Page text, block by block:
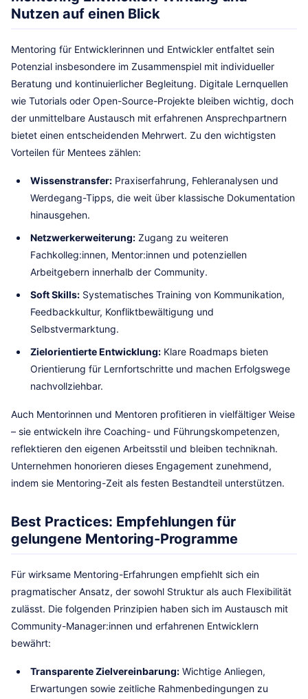
Nutzen auf einen Blick
Mentoring für Entwicklerinnen und Entwickler entfaltet sein
Potenzial insbesondere im Zusammenspiel mit individueller
Beratung und kontinuierlicher Begleitung. Digitale Lernquellen
wie Tutorials oder Open-Source-Projekte bleiben wichtig, doch
der unmittelbare Austausch mit erfahrenen Ansprechpartnern
bietet einen entscheidenden Mehrwert. Zu den wichtigsten
Vorteilen für Mentees zählen:
Wissenstransfer: Praxiserfahrung, Fehleranalysen und
Werdegang-Tipps, die weit über klassische Dokumentation
hinausgehen.
Netzwerkerweiterung: Zugang zu weiteren
Fachkolleg:innen, Mentor:innen und potenziellen
Arbeitgebern innerhalb der Community.
Soft Skills: Systematisches Training von Kommunikation,
Feedbackkultur, Konfliktbewältigung und
Selbstvermarktung.
Zielorientierte Entwicklung: Klare Roadmaps bieten
Orientierung für Lernfortschritte und machen Erfolgswege
nachvollziehbar.
Auch Mentorinnen und Mentoren profitieren in vielfältiger Weise
– sie entwickeln ihre Coaching- und Führungskompetenzen,
reflektieren den eigenen Arbeitsstil und bleiben techniknah.
Unternehmen honorieren dieses Engagement zunehmend,
indem sie Mentoring-Zeit als festen Bestandteil unterstützen.
Best Practices: Empfehlungen für
gelungene Mentoring-Programme
Für wirksame Mentoring-Erfahrungen empfiehlt sich ein
pragmatischer Ansatz, der sowohl Struktur als auch Flexibilität
zulässt. Die folgenden Prinzipien haben sich im Austausch mit
Community-Manager:innen und erfahrenen Entwicklern
bewährt:
Transparente Zielvereinbarung: Wichtige Anliegen,
Erwartungen sowie zeitliche Rahmenbedingungen zu